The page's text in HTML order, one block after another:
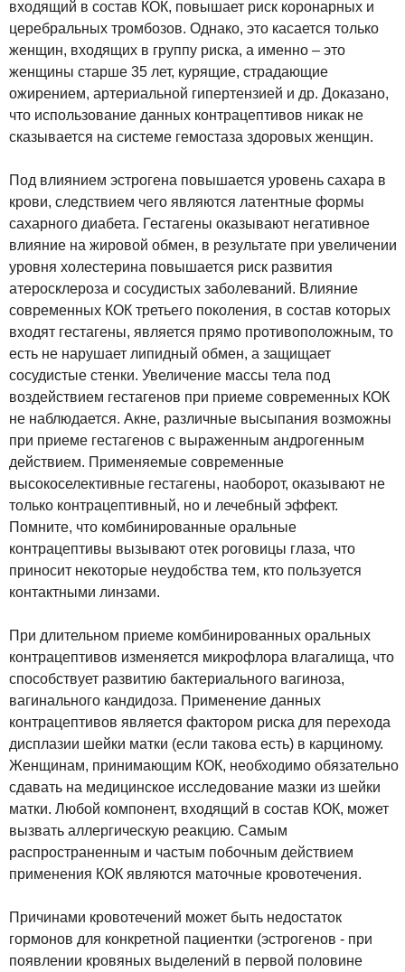
входящий в состав КОК, повышает риск коронарных и
церебральных тромбозов. Однако, это касается только
женщин, входящих в группу риска, а именно – это
женщины старше 35 лет, курящие, страдающие
ожирением, артериальной гипертензией и др. Доказано,
что использование данных контрацептивов никак не
сказывается на системе гемостаза здоровых женщин.
Под влиянием эстрогена повышается уровень сахара в
крови, следствием чего являются латентные формы
сахарного диабета. Гестагены оказывают негативное
влияние на жировой обмен, в результате при увеличении
уровня холестерина повышается риск развития
атеросклероза и сосудистых заболеваний. Влияние
современных КОК третьего поколения, в состав которых
входят гестагены, является прямо противоположным, то
есть не нарушает липидный обмен, а защищает
сосудистые стенки. Увеличение массы тела под
воздействием гестагенов при приеме современных КОК
не наблюдается. Акне, различные высыпания возможны
при приеме гестагенов с выраженным андрогенным
действием. Применяемые современные
высокоселективные гестагены, наоборот, оказывают не
только контрацептивный, но и лечебный эффект.
Помните, что комбинированные оральные
контрацептивы вызывают отек роговицы глаза, что
приносит некоторые неудобства тем, кто пользуется
контактными линзами.
При длительном приеме комбинированных оральных
контрацептивов изменяется микрофлора влагалища, что
способствует развитию бактериального вагиноза,
вагинального кандидоза. Применение данных
контрацептивов является фактором риска для перехода
дисплазии шейки матки (если такова есть) в карциному.
Женщинам, принимающим КОК, необходимо обязательно
сдавать на медицинское исследование мазки из шейки
матки. Любой компонент, входящий в состав КОК, может
вызвать аллергическую реакцию. Самым
распространенным и частым побочным действием
применения КОК являются маточные кровотечения.
Причинами кровотечений может быть недостаток
гормонов для конкретной пациентки (эстрогенов - при
появлении кровяных выделений в первой половине